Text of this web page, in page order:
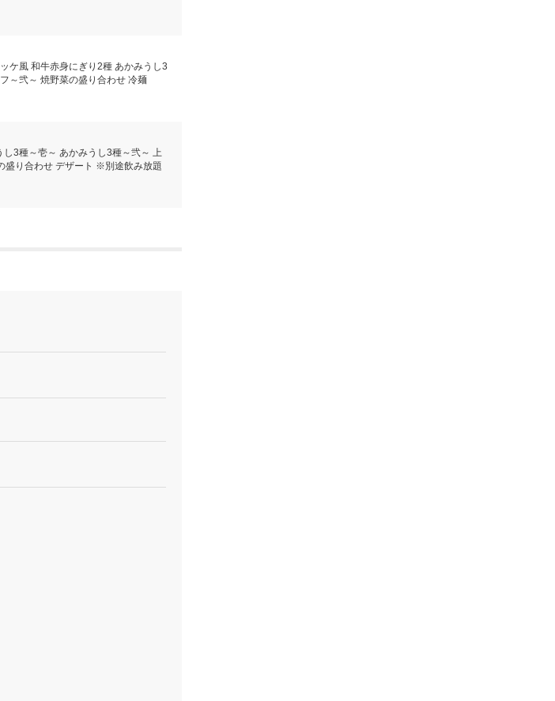
ケ風 和牛赤身にぎり2種 あかみうし3
～弐～ 焼野菜の盛り合わせ 冷麺
3種～壱～ あかみうし3種～弐～ 上
盛り合わせ デザート ※別途飲み放題